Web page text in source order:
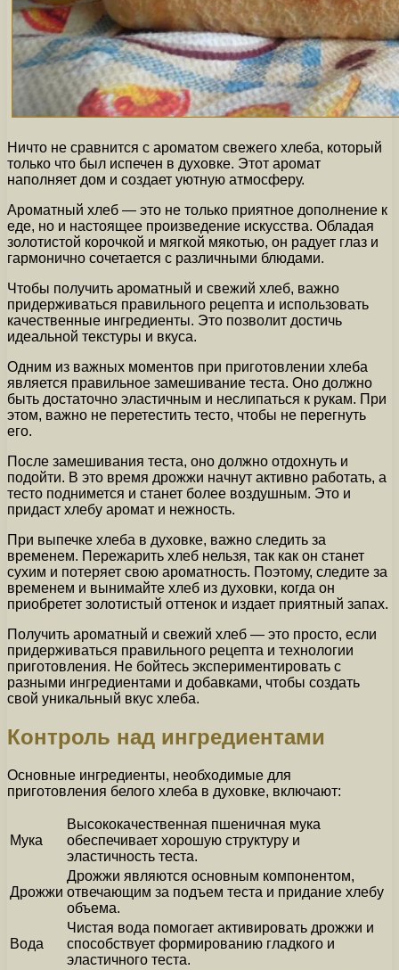
Ничто не сравнится с ароматом свежего хлеба, который
только что был испечен в духовке. Этот аромат
наполняет дом и создает уютную атмосферу.
Ароматный хлеб — это не только приятное дополнение к
еде, но и настоящее произведение искусства. Обладая
золотистой корочкой и мягкой мякотью, он радует глаз и
гармонично сочетается с различными блюдами.
Чтобы получить ароматный и свежий хлеб, важно
придерживаться правильного рецепта и использовать
качественные ингредиенты. Это позволит достичь
идеальной текстуры и вкуса.
Одним из важных моментов при приготовлении хлеба
является правильное замешивание теста. Оно должно
быть достаточно эластичным и неслипаться к рукам. При
этом, важно не перетестить тесто, чтобы не перегнуть
его.
После замешивания теста, оно должно отдохнуть и
подойти. В это время дрожжи начнут активно работать, а
тесто поднимется и станет более воздушным. Это и
придаст хлебу аромат и нежность.
При выпечке хлеба в духовке, важно следить за
временем. Пережарить хлеб нельзя, так как он станет
сухим и потеряет свою ароматность. Поэтому, следите за
временем и вынимайте хлеб из духовки, когда он
приобретет золотистый оттенок и издает приятный запах.
Получить ароматный и свежий хлеб — это просто, если
придерживаться правильного рецепта и технологии
приготовления. Не бойтесь экспериментировать с
разными ингредиентами и добавками, чтобы создать
свой уникальный вкус хлеба.
Контроль над ингредиентами
Основные ингредиенты, необходимые для
приготовления белого хлеба в духовке, включают:
Мука
Высококачественная пшеничная мука
обеспечивает хорошую структуру и
эластичность теста.
Дрожжи
Дрожжи являются основным компонентом,
отвечающим за подъем теста и придание хлебу
объема.
Вода
Чистая вода помогает активировать дрожжи и
способствует формированию гладкого и
эластичного теста.